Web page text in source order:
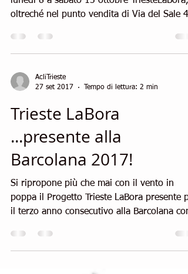
In occasione della 50esima Barcolana, da
oltreché nel punto vendita di Via del Sale
sarà...
27 set 2017
Tempo di lettura: 2 min
Trieste LaBora
...presente alla
Barcolana 2017!
Si ripropone più che mai con il vento in
il terzo anno consecutivo alla Barcolana con
una...